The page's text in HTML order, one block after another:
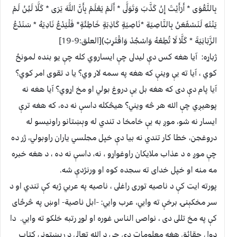
بِالتَّقْوَى * أَرَأَيْتَ إِنْ كَذَّبَ وَتَوَلَّى * أَلَمْ يَعْلَمْ بِأَنَّ اللَّهَ يَرَى * كَلَّا لَئِنْ لَمْ
يَنْتَهِ لَنَسْفَعَنْ بِالنَّاصِيَةِ *نَاصِيَةٍ كَاذِبَةٍ خَاطِئَةٍ* فَلْيَدْعُ نَادِيَهُ * سَنَدْعُ
الزَّبَانِيَةَ * كَلَّا لَا تُطِعْهُ وَاسْجُدْ وَاقْتَرِبْ)[العلق:9-19]
ژباړه: آيا هغه کس دې ليدلى چې ايساروي کله چې يو بنده لمونځ
کوي ، آيا ته يې وينې که هغه په سمه لار وي؟ يا د تقوى امر کوي؟
آيا پام دې دى که هغه بل يې دروغ بولي او مخ اړوي؟ آيا هغه نه
پوهيږي چې الله هر څه ويني؟ هيڅکله داسې نه ده، که هغه ترې
ايسار نه شو، موږ به يې خامخا د تندي له وېښتانو راونيسو له
دروغجن، خطا کار تندي نه بيا دې خپل مجلسي ياران راوبولي، ژر ده
چې موږ ه د عذاب ملايکان راوغواړو ، نه، داسې نه ده ، د هغه خبره
مه منه او خپل خداى ته سجده کوه او ورنژدې شه.
پورته ايت کې د ناصيه تورى راغلى ، ناصيه په عربي ژبه کې تندي او د
سر مخکېنۍ برخې ته وايي، عرب وايي: -ابل ناصية- اوښ په څرځاى
کې په مخ تللى دى ، نواصى الناس غوره او لوړ رتبه خلکو ته وايي. دا